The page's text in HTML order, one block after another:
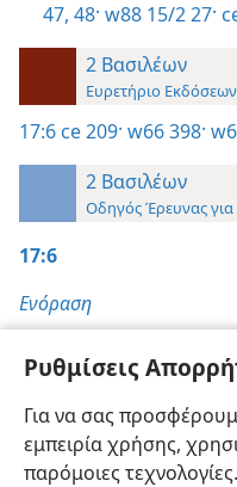
Ρυθμίσεις
Για να σας
εμπειρία χρήσης,
παρόμοιες
47, 48· w88 15/2 27·
2 Βασιλέων
Ευρετήριο
17:6 ce 209· w66 398·
2 Βασιλέων
Οδηγός Έρευνας
17:6
Ενόραση
Λόγος Θεού,σ. 47-48
Η Σκοπιά,
15/2/1988, σ. 27